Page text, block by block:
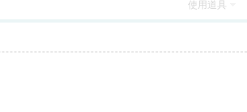
使用道具